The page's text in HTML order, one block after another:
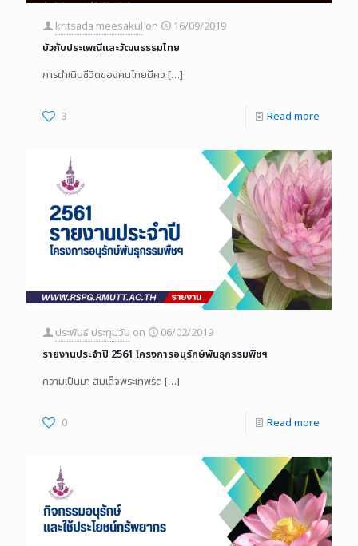
kritsada meesakul on
16/09/2019
บัวกับประเพณีและวัฒนธรรมไทย
การดำเนินชีวิตของคนไทยมีคว […]
3 Read more
ประพันธ์ ประทุมวัน on
06/02/2019
รายงานประจำปี 2561 โครงการอนุรักษ์พันธุกรรมพืชฯ
ความเป็นมา สมเด็จพระเทพรัต […]
0 Read more